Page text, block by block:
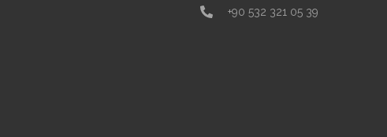
+90 532 321 05 39